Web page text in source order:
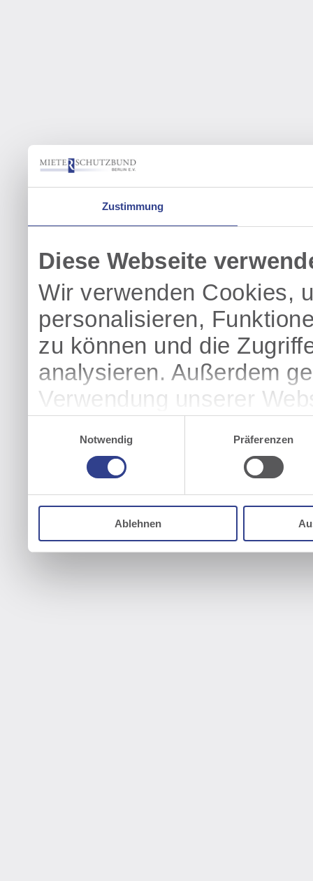
Zustimmung
Diese Webseite
Wir verwenden Cookies,
personalisieren,
zu können und die
analysieren. Außerdem
Verwendung unserer
Partner führen diese
weiteren Daten
haben oder die sie im
gesammelt haben.
Notwendig
Präferenzen
Ablehnen